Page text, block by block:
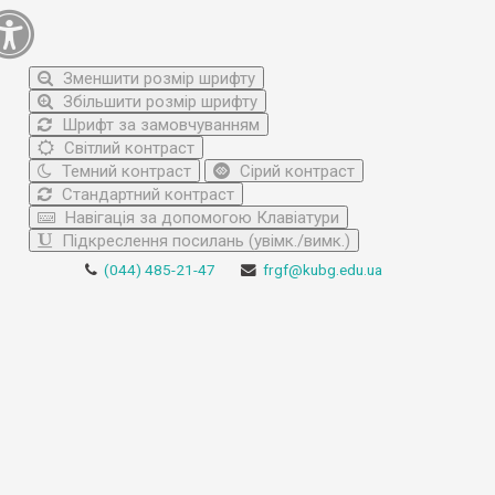
Зменшити розмір шрифту
Збільшити розмір шрифту
Шрифт за замовчуванням
Світлий контраст
Темний контраст
Сірий контраст
Стандартний контраст
Навігація за допомогою Клавіатури
Підкреслення посилань (увімк./вимк.)
(044) 485-21-47 frgf@kubg.edu.ua